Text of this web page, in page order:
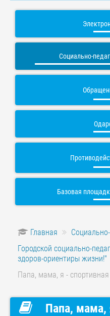
Социально-
Базовая
Главная
Городской социально-
здоров-ориентиры жизни!"
Папа, мама, я -
Папа, мама,